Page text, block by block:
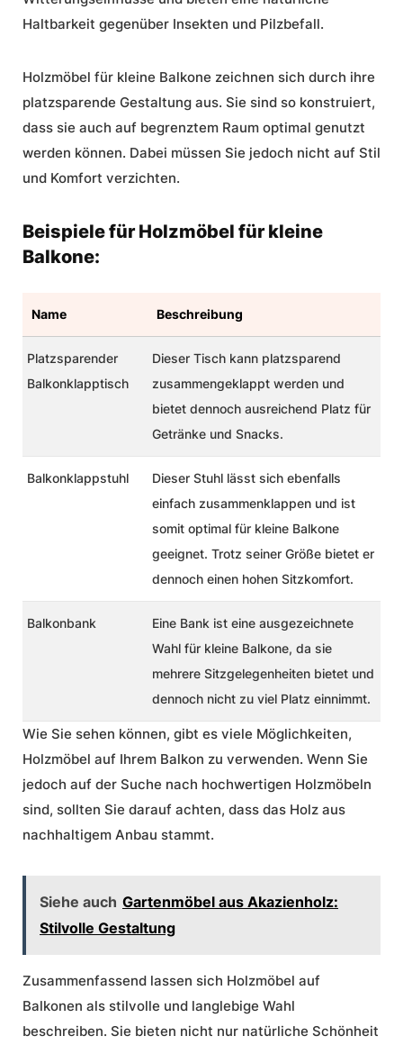
Haltbarkeit gegenüber Insekten und Pilzbefall.
Holzmöbel für kleine Balkone zeichnen sich durch ihre
platzsparende Gestaltung aus. Sie sind so konstruiert,
dass sie auch auf begrenztem Raum optimal genutzt
werden können. Dabei müssen Sie jedoch nicht auf Stil
und Komfort verzichten.
Beispiele für Holzmöbel für kleine
Balkone:
Name Beschreibung
Platzsparender
Balkonklapptisch
Dieser Tisch kann platzsparend
zusammengeklappt werden und
bietet dennoch ausreichend Platz für
Getränke und Snacks.
Balkonklappstuhl
Dieser Stuhl lässt sich ebenfalls
einfach zusammenklappen und ist
somit optimal für kleine Balkone
geeignet. Trotz seiner Größe bietet er
dennoch einen hohen Sitzkomfort.
Balkonbank
Eine Bank ist eine ausgezeichnete
Wahl für kleine Balkone, da sie
mehrere Sitzgelegenheiten bietet und
dennoch nicht zu viel Platz einnimmt.
Wie Sie sehen können, gibt es viele Möglichkeiten,
Holzmöbel auf Ihrem Balkon zu verwenden. Wenn Sie
jedoch auf der Suche nach hochwertigen Holzmöbeln
sind, sollten Sie darauf achten, dass das Holz aus
nachhaltigem Anbau stammt.
Siehe auch Gartenmöbel aus Akazienholz:
Stilvolle Gestaltung
Zusammenfassend lassen sich Holzmöbel auf
Balkonen als stilvolle und langlebige Wahl
beschreiben. Sie bieten nicht nur natürliche Schönheit